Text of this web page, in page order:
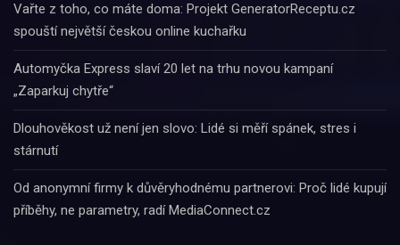
Vařte z toho, co máte doma: Projekt GeneratorReceptu.cz
spouští největší českou online kuchařku
Automyčka Express slaví 20 let na trhu novou kampaní
„Zaparkuj chytře“
Dlouhověkost už není jen slovo: Lidé si měří spánek, stres i
stárnutí
Od anonymní firmy k důvěryhodnému partnerovi: Proč lidé kupují
příběhy, ne parametry, radí MediaConnect.cz